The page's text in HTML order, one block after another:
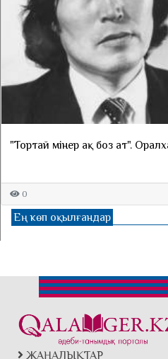
"Тортай мінер ақ боз ат".
0
Ең көп оқылғандар
ЖАҢАЛЫҚТАР